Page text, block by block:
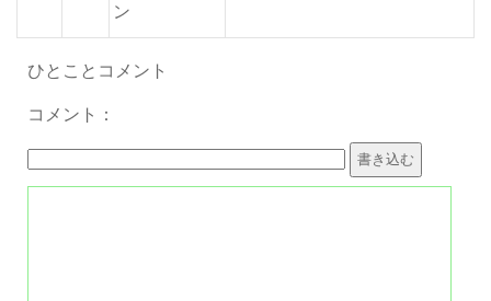
ン
ひとことコメント
コメント：